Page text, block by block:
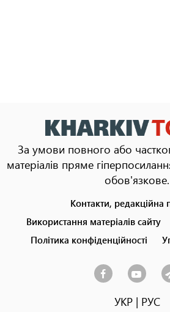
За умови повного або
матеріалів пряме
обов'язкове.
menu
Контакти, редакційна
Використання матеріалів сайту
Політика конфіденційності
УКР| РУС